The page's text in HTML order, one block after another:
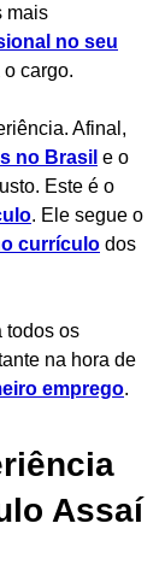
mais
no seu
cargo.
Afinal,
no Brasil e o
Este é o
. Ele segue o
currículo dos
todos os
na hora de
emprego.
Assaí